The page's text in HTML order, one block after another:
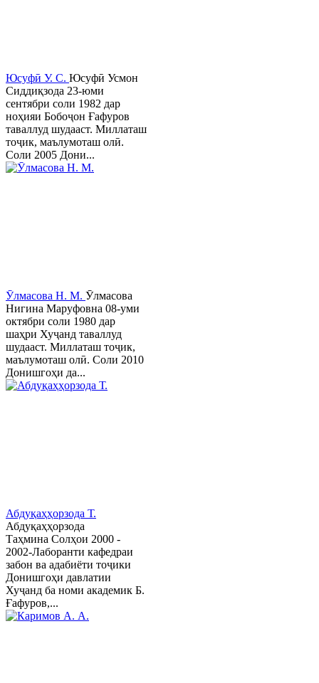
Юсуфӣ У. C. Юсуфӣ Усмон
Сиддиқзода 23-юми
сентябри соли 1982 дар
ноҳияи Бобоҷон Ғафуров
таваллуд шудааст. Миллаташ
тоҷик, маълумоташ олӣ.
Соли 2005 Дони...
Ӯлмасова Н. М. Ӯлмасова
Нигина Маруфовна 08-уми
октябри соли 1980 дар
шаҳри Хуҷанд таваллуд
шудааст. Миллаташ тоҷик,
маълумоташ олӣ. Соли 2010
Донишгоҳи да...
Абдуқаҳҳорзода Т.
Абдуқаҳҳорзода
Таҳмина Солҳои 2000 -
2002-Лаборанти кафедраи
забон ва адабиёти тоҷики
Донишгоҳи давлатии
Хуҷанд ба номи академик Б.
Ғафуров,...